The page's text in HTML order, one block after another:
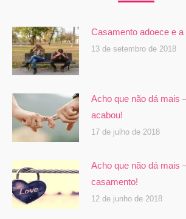
Casamento adoece e
13 de setembro de 2018
Acho que não dá mais
acabou!
17 de julho de 2018
Acho que não dá mais
casamento!
12 de junho de 2018